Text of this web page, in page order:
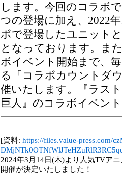
します。今回のコラボ
つの登場に加え、2022
ボで登場したユニット
となっております。ま
ボイベント開始まで、
る「コラボカウントダ
催いたします。『ラス
巨人』のコラボイベン
[資料: https://files.value-press.com/
2024年3月14日(木)より人気TVア
開催が決定いたしました！